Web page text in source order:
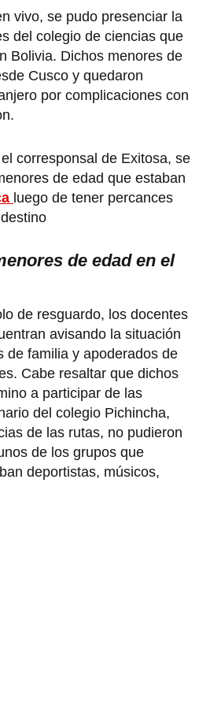
vivo, se pudo presenciar la
del colegio de ciencias que
Bolivia. Dichos menores de
Cusco y quedaron
por complicaciones con
corresponsal de Exitosa, se
de edad que estaban
luego de tener percances
de edad en el
de resguardo, los docentes
avisando la situación
de familia y apoderados de
Cabe resaltar que dichos
a participar de las
del colegio Pichincha,
de las rutas, no pudieron
de los grupos que
deportistas, músicos,